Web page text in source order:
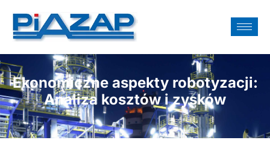
Ekonomiczne aspekty robotyzacji:
Analiza kosztów i zysków